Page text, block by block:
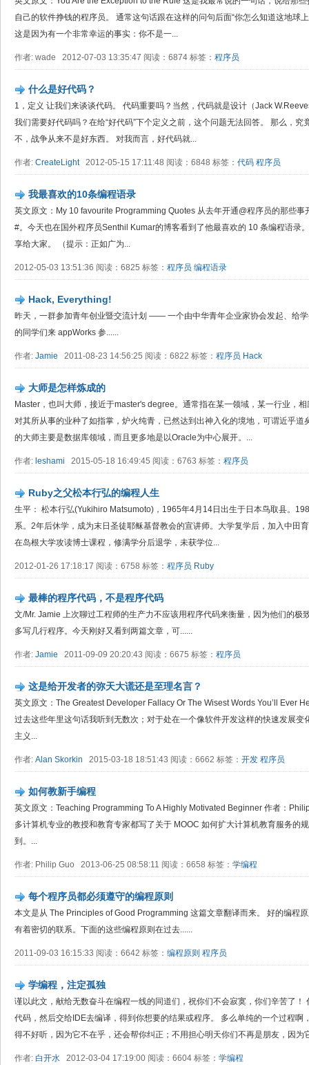
自己的软件挣钱的程序员。 通常这句话跟在这样的问句后面“你怎么知道这地球
这是因为有一个非常幸运的事实：你不是一...
作者: wade 2012-07-03 13:35:47 阅读：6874 标签： 程序员
什么是好代码？
1，定义 让我们来谈谈代码。 代码重要吗？当然，代码就是设计（Jack
我们需要好代码吗？在给“好代码”下个定义之前，这个问题无法回答。 那么，
不，战争从来不是好东西。 对我而言，好代码就...
作者: CreateLight2012-05-15 17:11:48 阅读：6848 标签： 代码 程序员
我最喜欢的10条编程语录
英文原文：My 10 favourite Programming Quotes 从去年开通@程序员的那些
#。今天也在国外程序员Senthil Kumar的博客看到了他最喜欢的 10 条编程语录
享给大家。 （提示：正如广为...
2012-05-03 13:51:36 阅读：6825 标签： 程序员 编程语录
Hack, Everything!
昨天，一群参加青年创业暨交流计划 —— 一个由中华青年企业家协会发起、给
的同学们来 appWorks 参......
作者: Jamie 2011-08-23 14:56:25 阅读：6822 标签： 程序员 Hack
大师是怎样炼成的
Master，也叫大师，接近于master's degree。通常指在某一领域，某一行业，
对其所从事的业种了如指掌，炉火纯青，已然达到出神入化的境地，可谓近乎道
的大师主要是数据库领域，而且更多地是以Oracle为中心展开。...
作者: leshami 2015-05-18 16:49:45 阅读：6763 标签： 程序员
Ruby之父松本行弘的编程人生
生平： 松本行弘(Yukihiro Matsumoto)，1965年4月14日出生于日本鸟取县。
系。2年后休学，成为末日圣徒耶稣基督教会的宣讲师。大学复学后，加入中田
在岛根大学攻读博士课程，修满学分后退学，未获学位...
2012-01-26 17:18:17 阅读：6758 标签： 程序员 Ruby
最棒的程序代码，不是程序代码
文/Mr. Jamie 上次聊过工程师的生产力不应该用程序代码来衡量，因为他们的极
多写几行程序。今天刚好又看到两篇文章，可......
作者: Jamie 2011-09-09 20:20:43 阅读：6675 标签： 程序员
这是给开发者的弥天大谎还是至理名言？
英文原文：The Greatest Developer Fallacy Or The Wisest Words You’ll Ever
过去这些年里这句话我听到无数次；对于处在一个像软件开发这样的快速发展
主义...
作者: Alan Skorkin 2015-03-18 18:51:43 阅读：6662 标签： 开发 程序员
如何教新手编程
英文原文：Teaching Programming To A Highly Motivated Beginner 作者：
多计算机专业的教授和教育专家都写了关于 MOOC 如何扩大计算机教育服务的
到。...
作者: Philip Guo 2013-06-25 08:58:11 阅读：6658 标签： 学编程
每个程序员都必须遵守的编程原则
本文是从 The Principles of Good Programming 这篇文章翻译而来。 好的编程
有着密切的联系。下面的这些编程原则在过去......
2011-09-03 16:15:33 阅读：6642 标签： 编程原则 程序员
学编程，注定孤独
谨以此文，献给无数奋斗在编程一线的同道们，祝你们不会寂寞，你们辛苦了！
代码，然后交给IDE去编译，得到你想要的结果或程序。 多么单纯的一个过程啊
得不好听，因为它不在乎，还会帮你纠正；不用担心明天你们不再是朋友，因为
作者: 白开水 2012-03-04 17:19:00 阅读：6604 标签： 学编程